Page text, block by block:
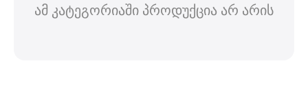
ამ კატეგორიაში პროდუქცია არ არის